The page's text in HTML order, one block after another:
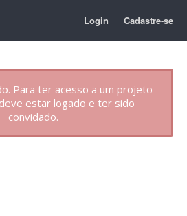
Login Cadastre-se
Para ter acesso a um projeto
estar logado e ter sido
convidado.